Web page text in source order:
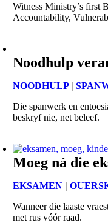
Witness Ministry’s first
Accountability,
Noodhulp
NOODHULP|
Die spanwerk en
beskryf nie, net beleef.
Moeg ná die
EKSAMEN |
Wanneer die laaste
met rus vóór raad.